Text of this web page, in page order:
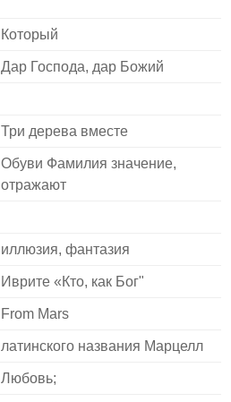
Который
Дар Господа, дар Божий
Три дерева вместе
Обуви Фамилия значение,
отражают
иллюзия, фантазия
Иврите «Кто, как Бог"
From Mars
латинского названия Марцелл
Любовь;